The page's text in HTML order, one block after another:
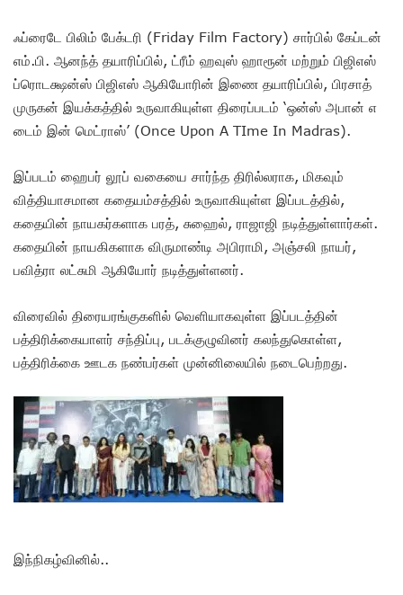
ஃப்ரைடே பிலிம் பேக்டரி (Friday Film Factory) சார்பில் கேப்டன்
எம்.பி. ஆனந்த் தயாரிப்பில், ட்ரீம் ஹவுஸ் ஹாரூன் மற்றும் பிஜிஎஸ்
ப்ரொடக்ஷன்ஸ் பிஜிஎஸ் ஆகியோரின் இணை தயாரிப்பில், பிரசாத்
முருகன் இயக்கத்தில் உருவாகியுள்ள திரைப்படம் ‘ஒன்ஸ் அபான் எ
டைம் இன் மெட்ராஸ்’ (Once Upon A TIme In Madras).
இப்படம் ஹைபர் லூப் வகையை சார்ந்த திரில்லராக, மிகவும்
வித்தியாசமான கதையம்சத்தில் உருவாகியுள்ள இப்படத்தில்,
கதையின் நாயகர்களாக பரத், சுஹைல், ராஜாஜி நடித்துள்ளார்கள்.
கதையின் நாயகிகளாக விருமாண்டி அபிராமி, அஞ்சலி நாயர்,
பவித்ரா லட்சுமி ஆகியோர் நடித்துள்ளனர்.
விரைவில் திரையரங்குகளில் வெளியாகவுள்ள இப்படத்தின்
பத்திரிக்கையாளர் சந்திப்பு, படக்குழுவினர் கலந்துகொள்ள,
பத்திரிக்கை ஊடக நண்பர்கள் முன்னிலையில் நடைபெற்றது.
இந்நிகழ்வினில்..